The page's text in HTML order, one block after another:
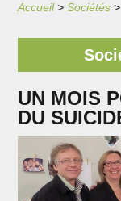
Accueil>Sociétés >
UN MOIS
DU